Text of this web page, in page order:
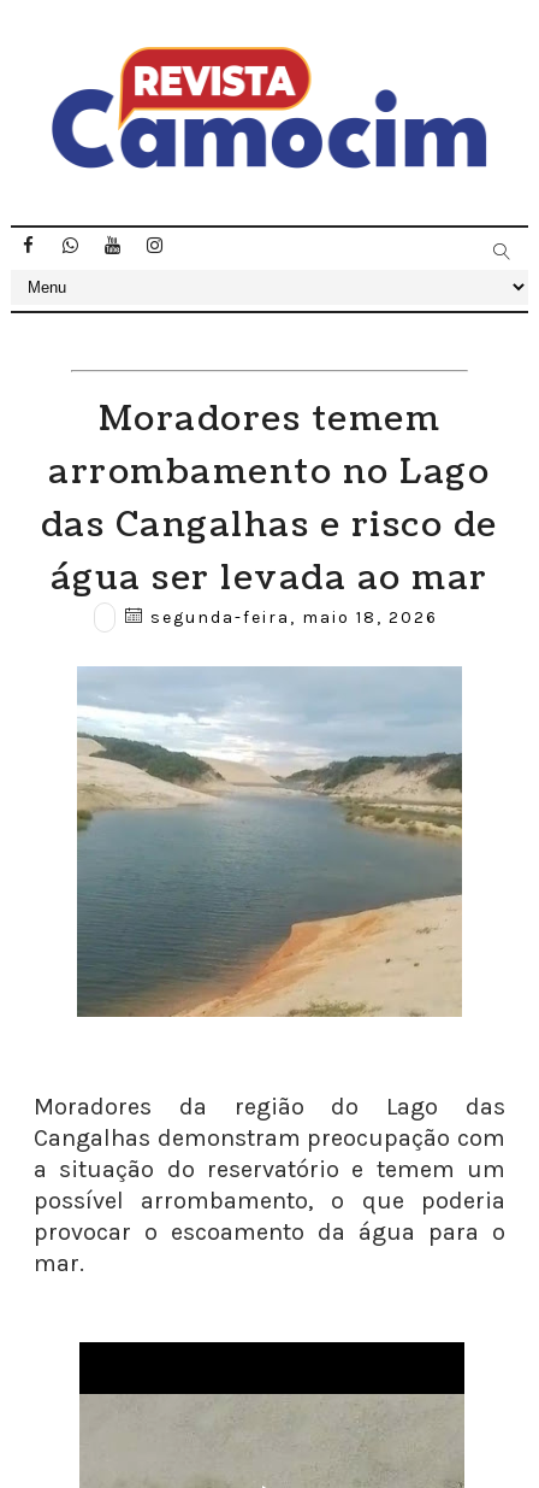
Moradores temem
arrombamento no Lago
das Cangalhas e risco de
água ser levada ao mar
segunda-feira, maio 18, 2026
Moradores da região do Lago das
Cangalhas demonstram preocupação com
a situação do reservatório e temem um
possível arrombamento, o que poderia
provocar o escoamento da água para o
mar.